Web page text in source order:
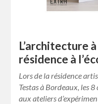
L’architecture
résidence à
Lors de la résidence
Testas à Bordeaux, les
aux ateliers